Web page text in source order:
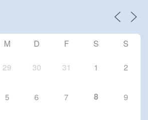
8 Okt. 26
M D F S S
29 30 31 1 2
5 6 7 8 9